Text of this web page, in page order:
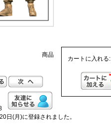
カートに入れる:
商品
日(月)に登録されました。